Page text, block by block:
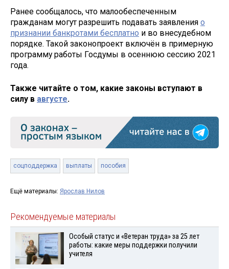
Ранее сообщалось, что малообеспеченным
гражданам могут разрешить подавать заявления о
признании банкротами бесплатно и во внесудебном
порядке. Такой законопроект включён в примерную
программу работы Госдумы в осеннюю сессию 2021
года.
Также читайте о том, какие законы вступают в
силу в августе.
соцподдержка выплаты пособия
Ещё материалы: Ярослав Нилов
Рекомендуемые материалы
Особый статус и «Ветеран труда» за 25 лет
работы: какие меры поддержки получили
учителя